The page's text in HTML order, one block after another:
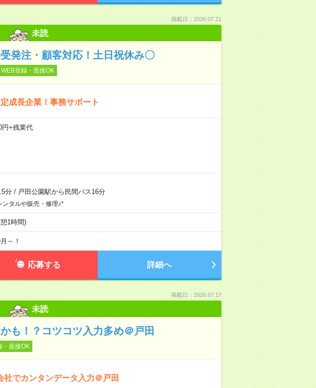
掲載日：2026.07.21
未読
発注・顧客対応！土日祝休み〇
WEB登録・面接OK
成長企業！事務サポート
+残業代
分/ 戸田公園駅から民間バス16分
ンタルや販売・修理♪*
1時間)
～！
応募する 詳細へ
掲載日：2026.07.17
未読
も！？コツコツ入力多め＠戸田
・面接OK
でカンタンデータ入力＠戸田